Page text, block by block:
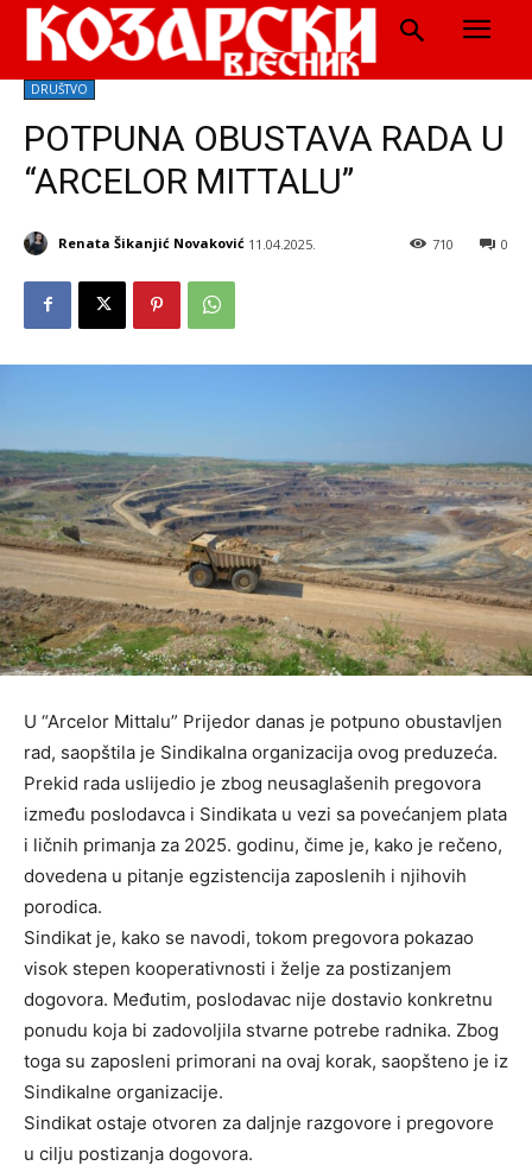
DRUŠTVO
POTPUNA OBUSTAVA RADA U
“ARCELOR MITTALU”
Renata Šikanjić Novaković 11.04.2025. 0
710
U “Arcelor Mittalu” Prijedor danas je potpuno obustavljen
rad, saopštila je Sindikalna organizacija ovog preduzeća.
Prekid rada uslijedio je zbog neusaglašenih pregovora
između poslodavca i Sindikata u vezi sa povećanjem plata
i ličnih primanja za 2025. godinu, čime je, kako je rečeno,
dovedena u pitanje egzistencija zaposlenih i njihovih
porodica.
Sindikat je, kako se navodi, tokom pregovora pokazao
visok stepen kooperativnosti i želje za postizanjem
dogovora. Međutim, poslodavac nije dostavio konkretnu
ponudu koja bi zadovoljila stvarne potrebe radnika. Zbog
toga su zaposleni primorani na ovaj korak, saopšteno je iz
Sindikalne organizacije.
Sindikat ostaje otvoren za daljnje razgovore i pregovore
u cilju postizanja dogovora.